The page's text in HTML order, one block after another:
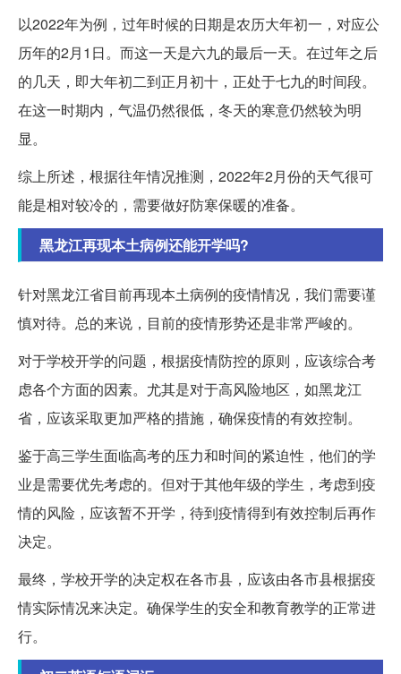
以2022年为例，过年时候的日期是农历大年初一，对应公
历年的2月1日。而这一天是六九的最后一天。在过年之后
的几天，即大年初二到正月初十，正处于七九的时间段。
在这一时期内，气温仍然很低，冬天的寒意仍然较为明
显。
综上所述，根据往年情况推测，2022年2月份的天气很可
能是相对较冷的，需要做好防寒保暖的准备。
黑龙江再现本土病例还能开学吗?
针对黑龙江省目前再现本土病例的疫情情况，我们需要谨
慎对待。总的来说，目前的疫情形势还是非常严峻的。
对于学校开学的问题，根据疫情防控的原则，应该综合考
虑各个方面的因素。尤其是对于高风险地区，如黑龙江
省，应该采取更加严格的措施，确保疫情的有效控制。
鉴于高三学生面临高考的压力和时间的紧迫性，他们的学
业是需要优先考虑的。但对于其他年级的学生，考虑到疫
情的风险，应该暂不开学，待到疫情得到有效控制后再作
决定。
最终，学校开学的决定权在各市县，应该由各市县根据疫
情实际情况来决定。确保学生的安全和教育教学的正常进
行。